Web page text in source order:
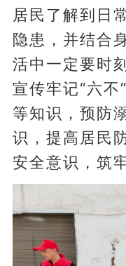
居民了解到日
隐患，并结合
活中一定要时
宣传牢记“六
等知识，预防
识，提高居民
安全意识，筑